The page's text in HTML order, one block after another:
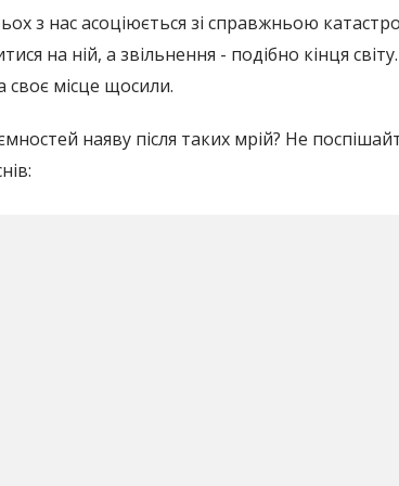
з нас асоціюється зі справжньою
на ній, а звільнення - подібно кінця
своє місце щосили.
наяву після таких мрій? Не